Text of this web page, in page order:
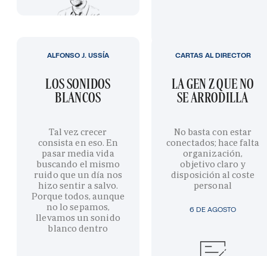
LOS SONIDOS
BLANCOS
Tal vez crecer
consista en eso. En
pasar media vida
buscando el mismo
ruido que un día nos
hizo sentir a salvo.
Porque todos, aunque
no lo sepamos,
llevamos un sonido
blanco dentro
ALFONSO J. USSÍA
6 DE AGOSTO
LA GEN Z QUE NO
SE ARRODILLA
No basta con estar
conectados; hace falta
organización,
objetivo claro y
disposición al coste
personal
CARTAS AL DIRECTOR